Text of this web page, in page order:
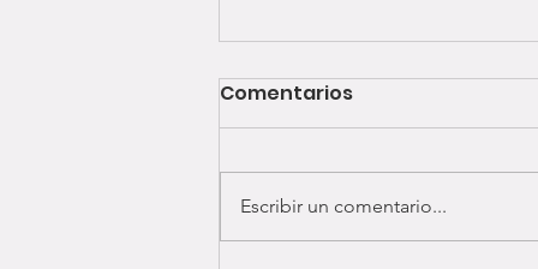
Comentarios
Escribir un comentario...